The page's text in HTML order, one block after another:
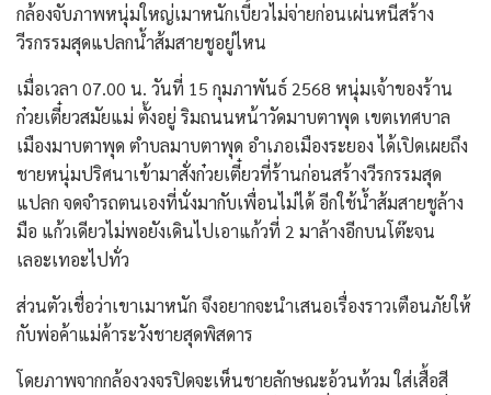
กล้องจับภาพหนุ่มใหญ่เมาหนักเบี้ยวไม่จ่ายก่อนเผ่นหนีสร้าง
วีรกรรมสุดแปลกน้ำส้มสายชูอยู่ไหน
เมื่อเวลา 07.00 น. วันที่ 15 กุมภาพันธ์ 2568 หนุ่มเจ้าของร้าน
ก๋วยเตี๋ยวสมัยแม่ ตั้งอยู่ ริมถนนหน้าวัดมาบตาพุด เขตเทศบาล
เมืองมาบตาพุด ตำบลมาบตาพุด อำเภอเมืองระยอง ได้เปิดเผยถึง
ชายหนุ่มปริศนาเข้ามาสั่งก๋วยเตี๋ยวที่ร้านก่อนสร้างวีรกรรมสุด
แปลก จดจำรถตนเองที่นั่งมากับเพื่อนไม่ได้ อีกใช้น้ำส้มสายชูล้าง
มือ แก้วเดียวไม่พอยังเดินไปเอาแก้วที่ 2 มาล้างอีกบนโต๊ะจน
เลอะเทอะไปทั่ว
ส่วนตัวเชื่อว่าเขาเมาหนัก จึงอยากจะนำเสนอเรื่องราวเตือนภัยให้
กับพ่อค้าแม่ค้าระวังชายสุดพิสดาร
โดยภาพจากกล้องวงจรปิดจะเห็นชายลักษณะอ้วนท้วม ใส่เสื้อสี